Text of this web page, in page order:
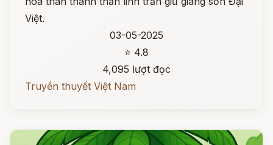
Việt.
03-05-2025
⭐ 4.8
4,095 lượt đọc
Truyền thuyết Việt Nam